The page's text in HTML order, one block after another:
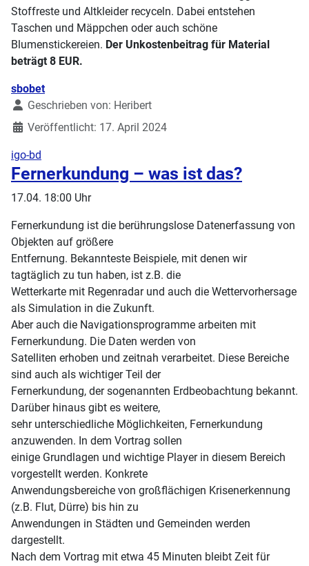
Stoffreste und Altkleider recyceln. Dabei entstehen
Taschen und Mäppchen oder auch schöne
Blumenstickereien. Der Unkostenbeitrag für Material
beträgt 8 EUR.
Details
sbobet
Geschrieben von: Heribert
Veröffentlicht: 17. April 2024
igo-bd
Fernerkundung – was ist das?
17.04. 18:00 Uhr
Fernerkundung ist die berührungslose Datenerfassung von
Objekten auf größere
Entfernung. Bekannteste Beispiele, mit denen wir
tagtäglich zu tun haben, ist z.B. die
Wetterkarte mit Regenradar und auch die Wettervorhersage
als Simulation in die Zukunft.
Aber auch die Navigationsprogramme arbeiten mit
Fernerkundung. Die Daten werden von
Satelliten erhoben und zeitnah verarbeitet. Diese Bereiche
sind auch als wichtiger Teil der
Fernerkundung, der sogenannten Erdbeobachtung bekannt.
Darüber hinaus gibt es weitere,
sehr unterschiedliche Möglichkeiten, Fernerkundung
anzuwenden. In dem Vortrag sollen
einige Grundlagen und wichtige Player in diesem Bereich
vorgestellt werden. Konkrete
Anwendungsbereiche von großflächigen Krisenerkennung
(z.B. Flut, Dürre) bis hin zu
Anwendungen in Städten und Gemeinden werden
dargestellt.
Nach dem Vortrag mit etwa 45 Minuten bleibt Zeit für